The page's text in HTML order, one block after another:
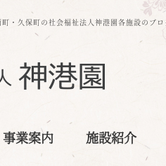
・久保町の社会福祉法人神港園各施設のブロ
事業案内 施設紹介